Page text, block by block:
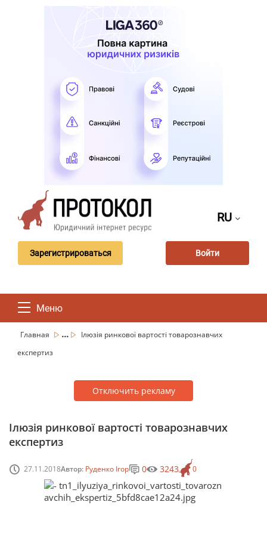
RU
Зарегистрироваться Войти
Меню
Главная ...
Ілюзія ринкової вартості товарознавчих
експертиз
Отключить рекламу
Ілюзія ринкової вартості товарознавчих
експертиз
27.11.2018Автор: Руденко Ігор 0
0 3243